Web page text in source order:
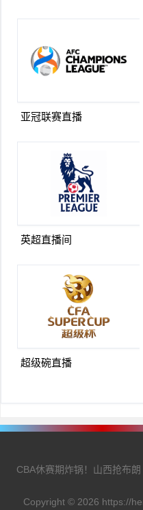
亚冠联赛直播
英超直播间
超级碗直播
CBA休赛期炸锅！山西抢布
Copyright © 2026 https://